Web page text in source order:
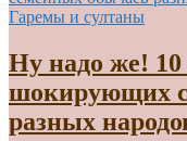
Гаремы и султаны
Ну надо же!
шокирующих
разных